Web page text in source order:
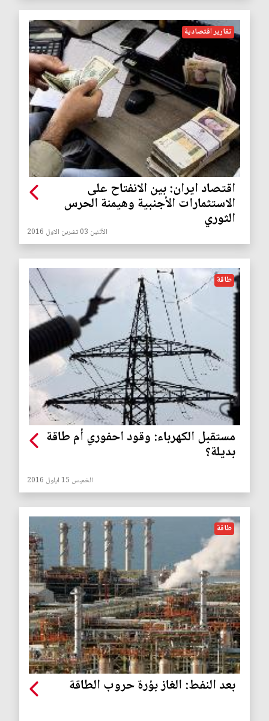
تقارير اقتصادية
اقتصاد ايران: بين الانفتاح على
الاستثمارات الأجنبية وهيمنة الحرس
الثوري
الأثنين 03 تشرين الاول 2016
طاقة
مستقبل الكهرباء: وقود احفوري أم طاقة
بديلة؟
الخميس 15 ايلول 2016
طاقة
بعد النفط: الغاز بؤرة حروب الطاقة